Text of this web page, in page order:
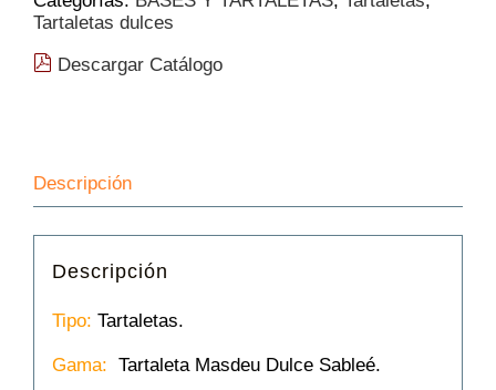
135
cantidad
Tartaletas dulces
Descargar Catálogo
Descripción
Descripción
Tipo: Tartaletas.
Gama: Tartaleta Masdeu Dulce Sableé.